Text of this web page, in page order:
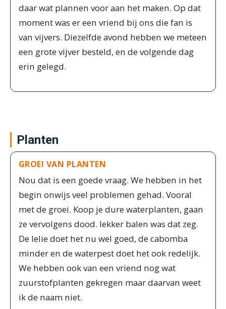
daar wat plannen voor aan het maken. Op dat
moment was er een vriend bij ons die fan is
van vijvers. Diezelfde avond hebben we meteen
een grote vijver besteld, en de volgende dag
erin gelegd.
Planten
GROEI VAN PLANTEN
Nou dat is een goede vraag. We hebben in het
begin onwijs veel problemen gehad. Vooral
met de groei. Koop je dure waterplanten, gaan
ze vervolgens dood. lekker balen was dat zeg.
De lelie doet het nu wel goed, de cabomba
minder en de waterpest doet het ook redelijk.
We hebben ook van een vriend nog wat
zuurstofplanten gekregen maar daarvan weet
ik de naam niet.